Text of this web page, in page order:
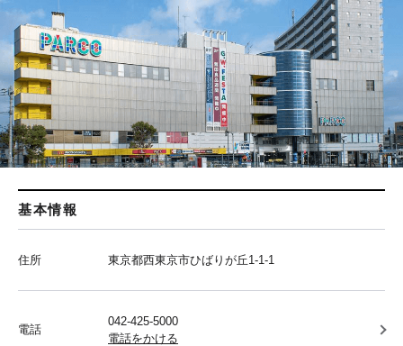
基本情報
住所 東京都西東京市ひばりが丘1-1-1
電話
042-425-5000
電話をかける